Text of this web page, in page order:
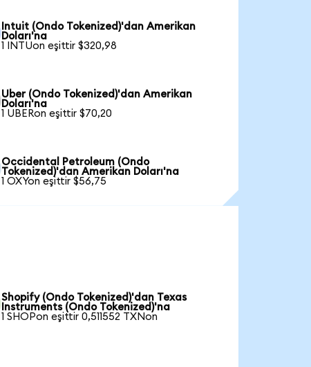
Intuit (Ondo Tokenized)'dan Amerikan
Doları'na
1 INTUon eşittir $320,98
Uber (Ondo Tokenized)'dan Amerikan
Doları'na
1 UBERon eşittir $70,20
Occidental Petroleum (Ondo
Tokenized)'dan Amerikan Doları'na
1 OXYon eşittir $56,75
Shopify (Ondo Tokenized)'dan Texas
Instruments (Ondo Tokenized)'na
1 SHOPon eşittir 0,511552 TXNon